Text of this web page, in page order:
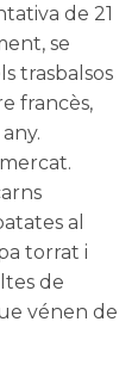
de 21
se
trasbalsos
francès,
al
torrat i
de
vénen de